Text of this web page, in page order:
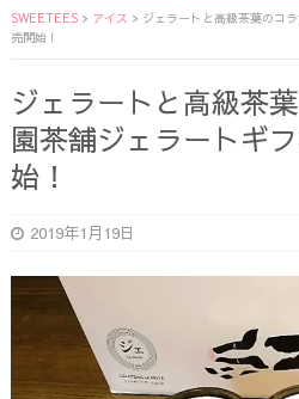
SWEETEES> アイス > ジェラートと高級茶葉のコ
売開始！
ジェラートと高級茶
園茶舗ジェラートギ
始！
2019年1月19日